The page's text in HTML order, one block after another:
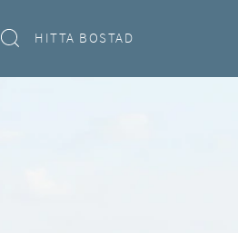
HITTA BOSTAD